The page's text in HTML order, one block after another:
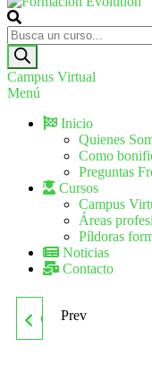
Formacion Evolution
Cursos de formación
Campus Virtual
Menú
Inicio
Quienes
Como
Preguntas
Cursos
Campus
Áreas
Píldoras
Noticias
Contacto
CULTURA
Prev